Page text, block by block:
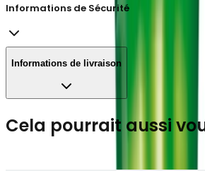
Informations de Sécurité
Informations de livraison
Cela pourrait aussi